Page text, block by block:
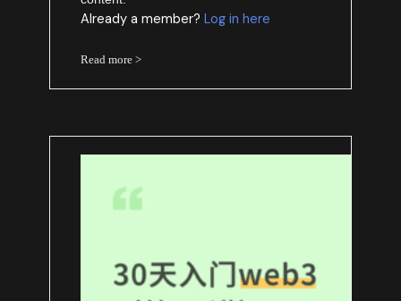
Already a member?Log in here
Read more >